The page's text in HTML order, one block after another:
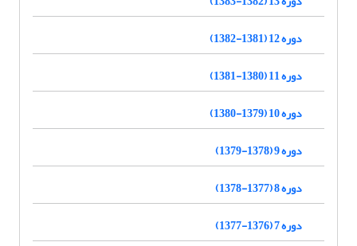
دوره 12 (1381-1382)
دوره 11 (1380-1381)
دوره 10 (1379-1380)
دوره 9 (1378-1379)
دوره 8 (1377-1378)
دوره 7 (1376-1377)